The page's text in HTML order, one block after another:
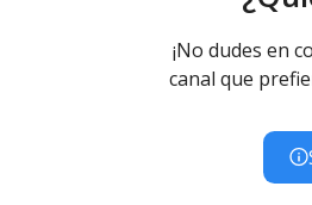
¡No dudes en
canal que